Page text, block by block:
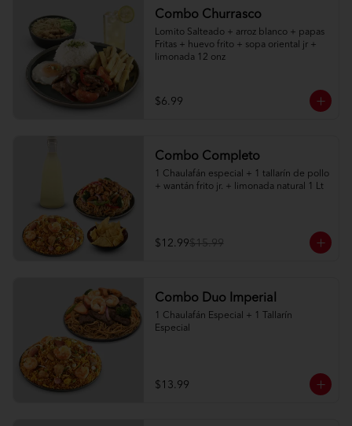
Combo Churrasco
Lomito Salteado + arroz blanco + papas
Fritas + huevo frito + sopa oriental jr +
limonada 12 onz
$6.99
Combo Completo
1 Chaulafán especial + 1 tallarín de pollo
+ wantán frito jr. + limonada natural 1 Lt
$12.99$15.99
Combo Duo Imperial
1 Chaulafán Especial + 1 Tallarín
Especial
$13.99